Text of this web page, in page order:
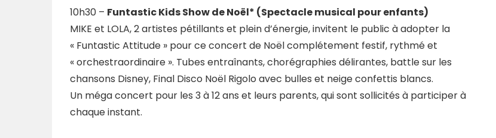
10h30 – Funtastic Kids Show de Noël* (Spectacle musical pour enfants)
MIKE et LOLA, 2 artistes pétillants et plein d’énergie, invitent le public à adopter la
« Funtastic Attitude » pour ce concert de Noël complétement festif, rythmé et
« orchestraordinaire ». Tubes entraînants, chorégraphies délirantes, battle sur les
chansons Disney, Final Disco Noël Rigolo avec bulles et neige confettis blancs.
Un méga concert pour les 3 à 12 ans et leurs parents, qui sont sollicités à participer à
chaque instant.